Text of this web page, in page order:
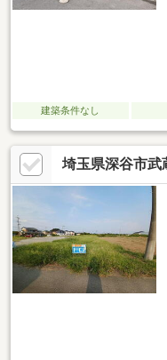
建築条件なし
埼玉県深谷市武